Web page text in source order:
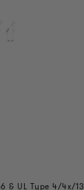
& UL Type 4/4x/13